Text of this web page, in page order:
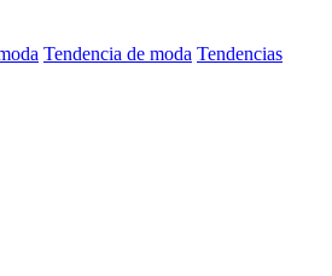
Tendencia de moda Tendencias